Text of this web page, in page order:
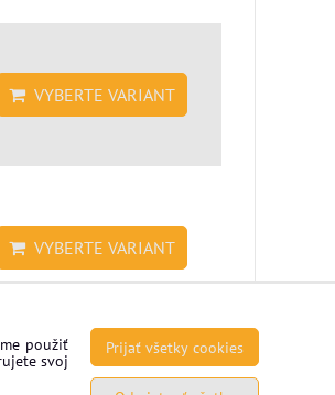
VYBERTE VARIANT
VYBERTE VARIANT
použiť
svoj
Prijať všetky cookies